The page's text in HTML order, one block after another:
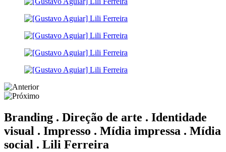
Branding . Direção de arte . Identidade
visual . Impresso . Mídia impressa . Mídia
social . Lili Ferreira